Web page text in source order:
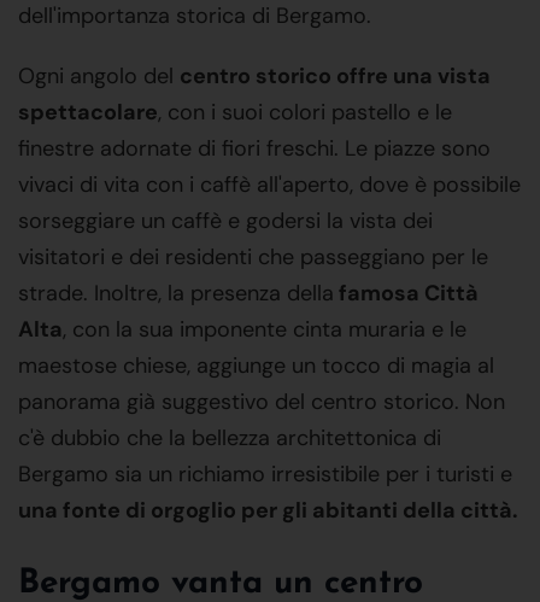
dell'importanza storica di Bergamo.
Ogni angolo del centro storico offre una vista
spettacolare, con i suoi colori pastello e le
finestre adornate di fiori freschi. Le piazze sono
vivaci di vita con i caffè all'aperto, dove è possibile
sorseggiare un caffè e godersi la vista dei
visitatori e dei residenti che passeggiano per le
strade. Inoltre, la presenza della famosa Città
Alta, con la sua imponente cinta muraria e le
maestose chiese, aggiunge un tocco di magia al
panorama già suggestivo del centro storico. Non
c'è dubbio che la bellezza architettonica di
Bergamo sia un richiamo irresistibile per i turisti e
una fonte di orgoglio per gli abitanti della città.
Bergamo vanta un centro